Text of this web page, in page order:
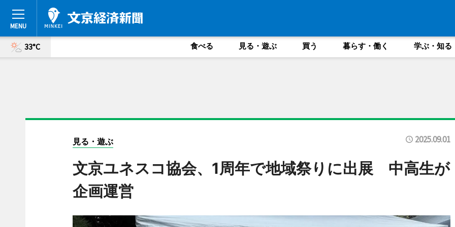
33°C 食べる 見る・遊ぶ 買う 暮らす・働く 学ぶ・知る
見る・遊ぶ 2025.09.01
文京ユネスコ協会、1周年で地域祭りに出展 中高生が
企画運営